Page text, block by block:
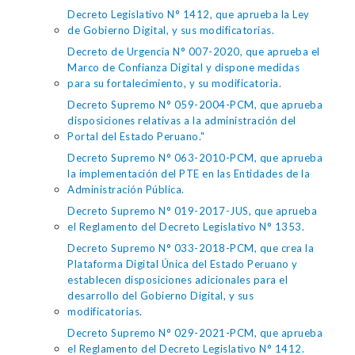
Decreto Legislativo N° 1412, que aprueba la Ley
de Gobierno Digital, y sus modificatorias.
Decreto de Urgencia N° 007-2020, que aprueba el
Marco de Confianza Digital y dispone medidas
para su fortalecimiento, y su modificatoria.
Decreto Supremo N° 059-2004-PCM, que aprueba
disposiciones relativas a la administración del
Portal del Estado Peruano."
Decreto Supremo N° 063-2010-PCM, que aprueba
la implementación del PTE en las Entidades de la
Administración Pública.
Decreto Supremo N° 019-2017-JUS, que aprueba
el Reglamento del Decreto Legislativo N° 1353.
Decreto Supremo N° 033-2018-PCM, que crea la
Plataforma Digital Única del Estado Peruano y
establecen disposiciones adicionales para el
desarrollo del Gobierno Digital, y sus
modificatorias.
Decreto Supremo N° 029-2021-PCM, que aprueba
el Reglamento del Decreto Legislativo N° 1412.